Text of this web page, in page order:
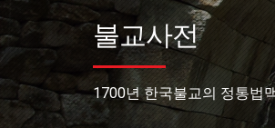
불교사전
1700년 한국불교의 정통법